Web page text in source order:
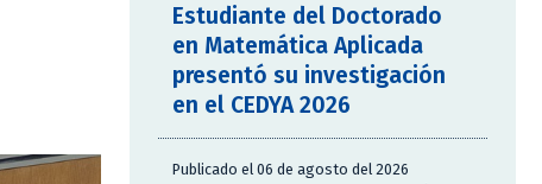
Estudiante del Doctorado
en Matemática Aplicada
presentó su investigación
en el CEDYA 2026
Publicado el 06 de agosto del 2026